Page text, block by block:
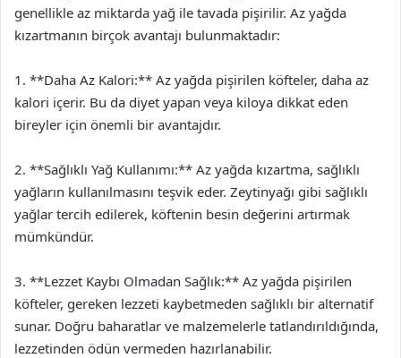
genellikle az miktarda yağ ile tavada pişirilir. Az yağda
kızartmanın birçok avantajı bulunmaktadır:
1. **Daha Az Kalori:** Az yağda pişirilen köfteler, daha az
kalori içerir. Bu da diyet yapan veya kiloya dikkat eden
bireyler için önemli bir avantajdır.
2. **Sağlıklı Yağ Kullanımı:** Az yağda kızartma, sağlıklı
yağların kullanılmasını teşvik eder. Zeytinyağı gibi sağlıklı
yağlar tercih edilerek, köftenin besin değerini artırmak
mümkündür.
3. **Lezzet Kaybı Olmadan Sağlık:** Az yağda pişirilen
köfteler, gereken lezzeti kaybetmeden sağlıklı bir alternatif
sunar. Doğru baharatlar ve malzemelerle tatlandırıldığında,
lezzetinden ödün vermeden hazırlanabilir.